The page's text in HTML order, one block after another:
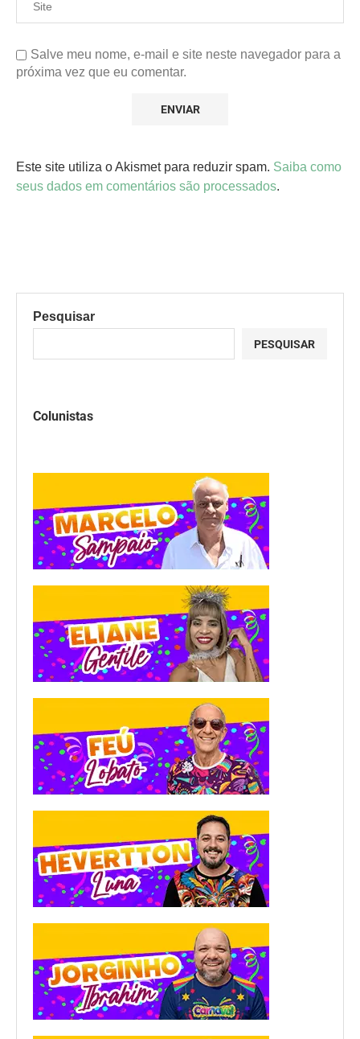
Salve meu nome, e-mail e site neste navegador para a
próxima vez que eu comentar.
Este site utiliza o Akismet para reduzir spam. Saiba como
seus dados em comentários são processados.
Pesquisar
PESQUISAR
Colunistas